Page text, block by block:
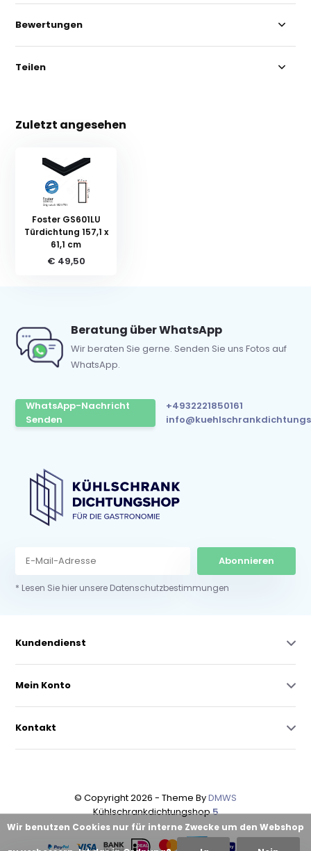
Bewertungen
Teilen
Zuletzt angesehen
Foster GS601LU
Türdichtung 157,1 x
61,1 cm
€ 49,50
Beratung über WhatsApp
Wir beraten Sie gerne. Senden Sie uns Fotos auf
WhatsApp.
WhatsApp-Nachricht
Senden
+4932221850161
Abonnieren
* Lesen Sie hier unsere Datenschutzbestimmungen
Kundendienst
Mein Konto
Kontakt
© Copyright 2026 - Theme ByDMWS
Kühlschrankdichtungshop5
Wir benutzen Cookies nur für interne Zwecke um den Webshop